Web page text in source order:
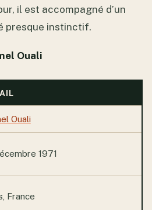
il est accompagné d’un
presque instinctif.
Ouali
Ouali
1971
France